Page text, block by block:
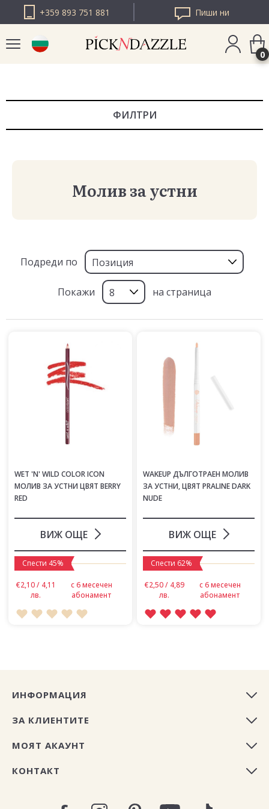
+359 893 751 881 Пиши ни
PICK N DAZZLE
PICK N DAZZLE
0
ФИЛТРИ
Молив за устни
Подреди по
Покажи на страница
WET 'N' WILD COLOR ICON
МОЛИВ ЗА УСТНИ ЦВЯТ BERRY
RED
ВИЖ ОЩЕ
Спести 45%
€2,10 / 4,11
лв.
с 6 месечен
абонамент
WAKEUP ДЪЛГОТРАЕН МОЛИВ
ЗА УСТНИ, ЦВЯТ PRALINЕ DARK
NUDE
ВИЖ ОЩЕ
Спести 62%
€2,50 / 4,89
лв.
с 6 месечен
абонамент
ИНФОРМАЦИЯ
ЗА КЛИЕНТИТЕ
МОЯТ АКАУНТ
КОНТАКТ